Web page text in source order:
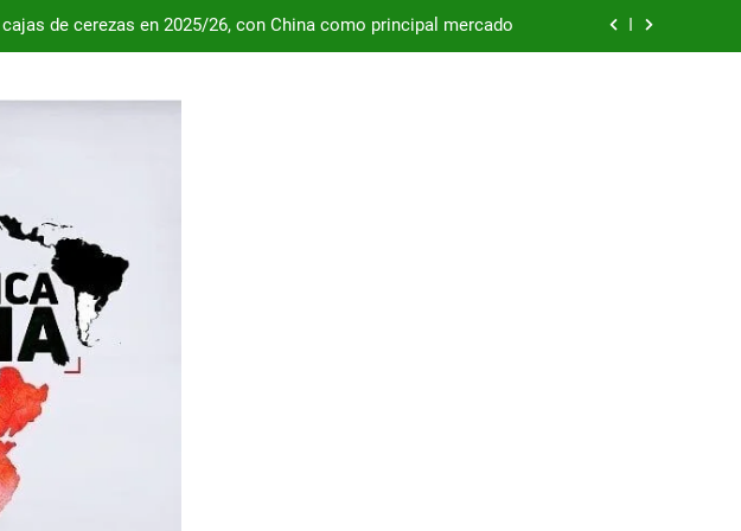
automotriz argentina podría enfrentar una segunda oleada de
de Argentina con China supera los USD 100.000 millones
automotriz argentina podría enfrentar una segunda oleada de
de Argentina con China supera los USD 100.000 millones